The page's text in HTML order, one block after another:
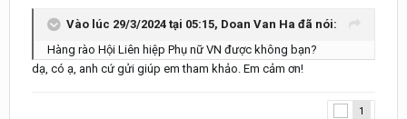
Vào lúc 29/3/2024 tại 05:15, Doan Van Ha đã nói:
Hàng rào Hội Liên hiệp Phụ nữ VN được không bạn?
dạ, có ạ, anh cứ gửi giúp em tham khảo. Em cảm ơn!
1